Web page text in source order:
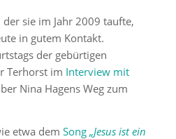
der sie im Jahr 2009 taufte,
in gutem Kontakt.
der gebürtigen
Terhorst im Interview mit
Nina Hagens Weg zum
etwa dem Song „Jesus ist ein